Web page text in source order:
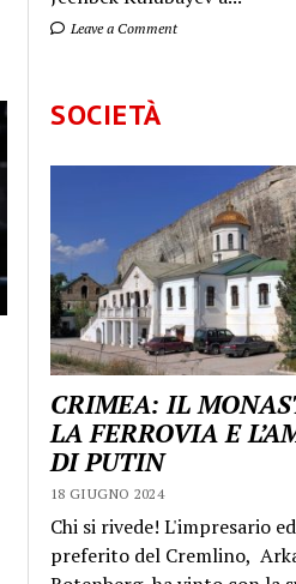
Leave a Comment
SOCIETÀ
CRIMEA: IL
LA FERROVIA E
DI PUTIN
18 GIUGNO 2024
Chi si rivede! L'impresario
preferito del Cremlino,